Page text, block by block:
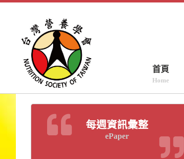
首頁
Home
每週資訊彙整
ePaper